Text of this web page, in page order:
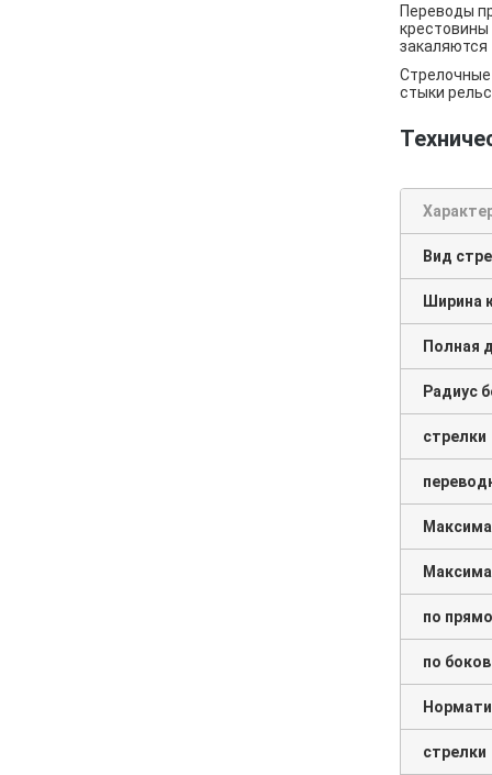
Переводы
крестовины
Стрелочные
стыки
Вид
Ширина
Полная
Радиус
стрелки
по
по
стрелки